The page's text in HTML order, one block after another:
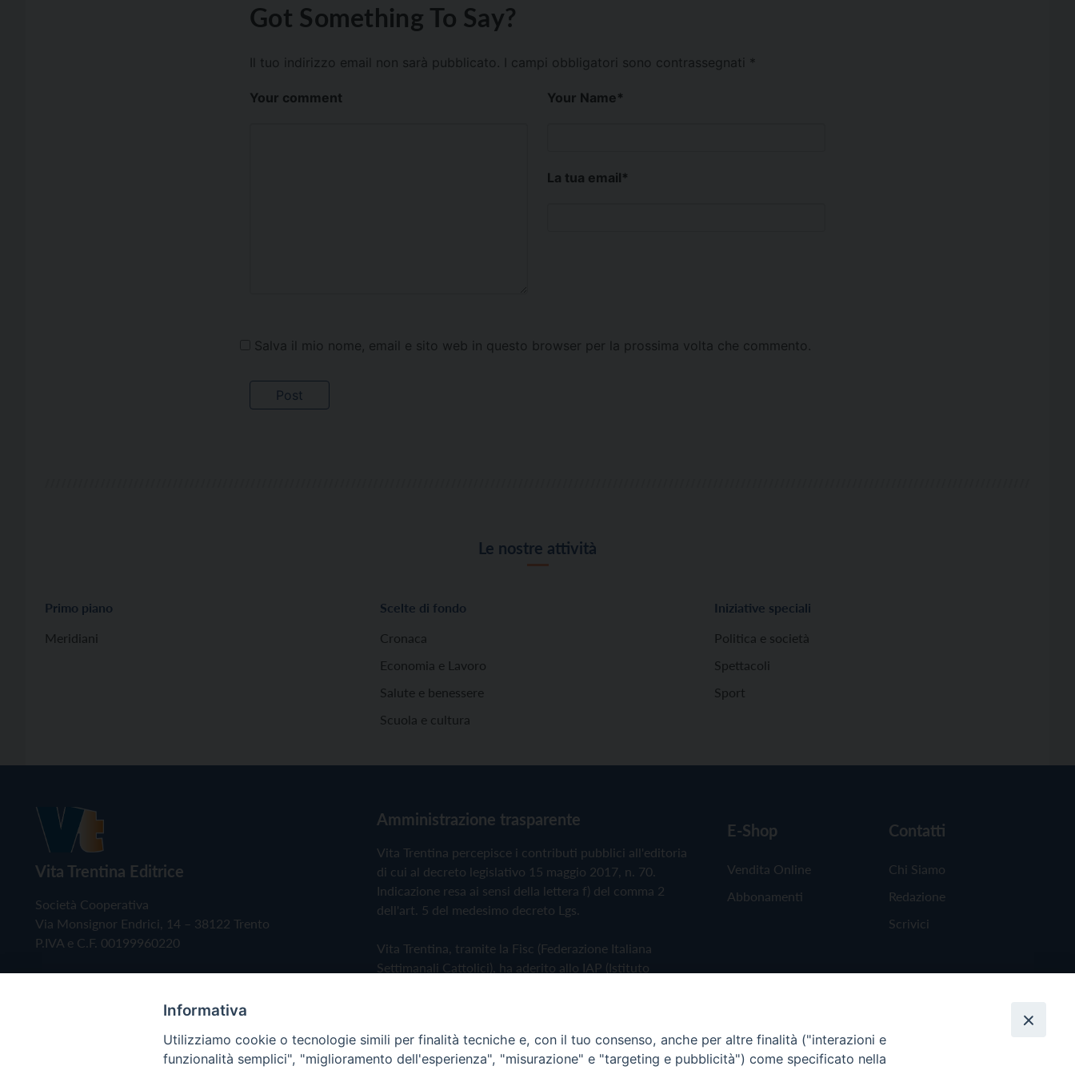
Got Something To Say?
Il tuo indirizzo email non sarà pubblicato. I campi obbligatori sono contrassegnati *
Your comment Your Name*
La tua email*
Salva il mio nome, email e sito web in questo browser per la prossima volta che commento.
Le nostre attività
Primo piano
Meridiani
Scelte di fondo
Cronaca
Economia e Lavoro
Salute e benessere
Scuola e cultura
Iniziative speciali
Politica e società
Spettacoli
Sport
Vita Trentina Editrice
Società Cooperativa
Via Monsignor Endrici, 14 – 38122 Trento
P.IVA e C.F. 00199960220
Amministrazione trasparente
Vita Trentina percepisce i contributi pubblici all'editoria
di cui al decreto legislativo 15 maggio 2017, n. 70.
Indicazione resa ai sensi della lettera f) del comma 2
dell'art. 5 del medesimo decreto Lgs.
Vita Trentina, tramite la Fisc (Federazione Italiana
Settimanali Cattolici), ha aderito allo IAP (Istituto
Privacy Policy Cookie Policy
E-Shop
Vendita Online
Abbonamenti
Contatti
Chi Siamo
Redazione
Scrivici
Informativa
Utilizziamo cookie o tecnologie simili per finalità tecniche e, con il tuo consenso, anche per altre finalità ("interazioni e
funzionalità semplici", "miglioramento dell'esperienza", "misurazione" e "targeting e pubblicità") come specificato nella